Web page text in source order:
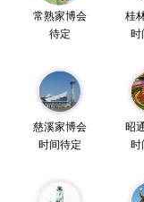
常熟家博会
待定
桂
时
慈溪家博会
时间待定
昭
时